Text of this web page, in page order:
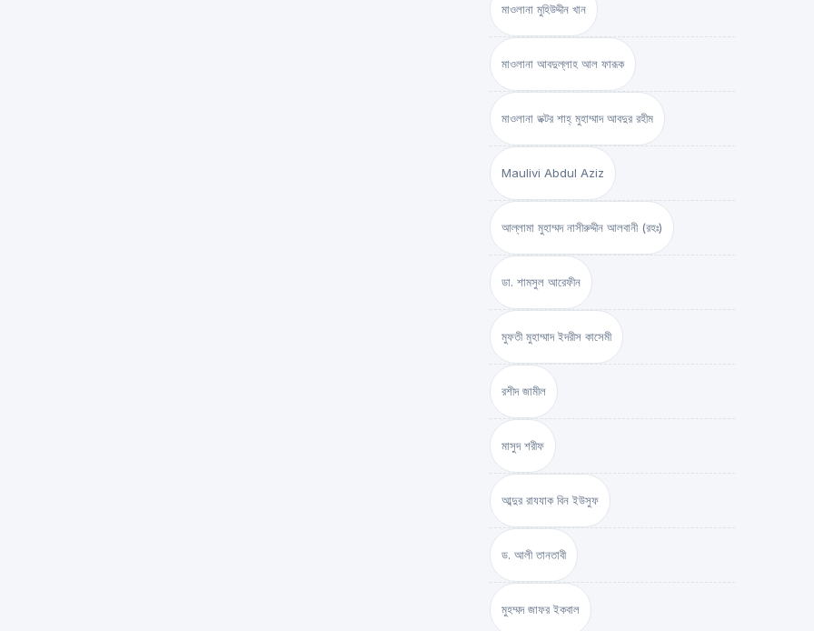
মাওলানা মুহিউদ্দীন খান
মাওলানা আবদুল্লাহ আল ফারূক
মাওলানা ডক্টর শাহ্‌ মুহাম্মাদ আবদুর রহীম
Maulivi Abdul Aziz
আল্লামা মুহাম্মদ নাসীরুদ্দীন আলবানী (রহঃ)
ডা. শামসুল আরেফীন
মুফতী মুহাম্মাদ ইদরীস কাসেমী
রশীদ জামীল
মাসুদ শরীফ
আব্দুর রাযযাক বিন ইউসুফ
ড. আলী তানতাবী
মুহম্মদ জাফর ইকবাল